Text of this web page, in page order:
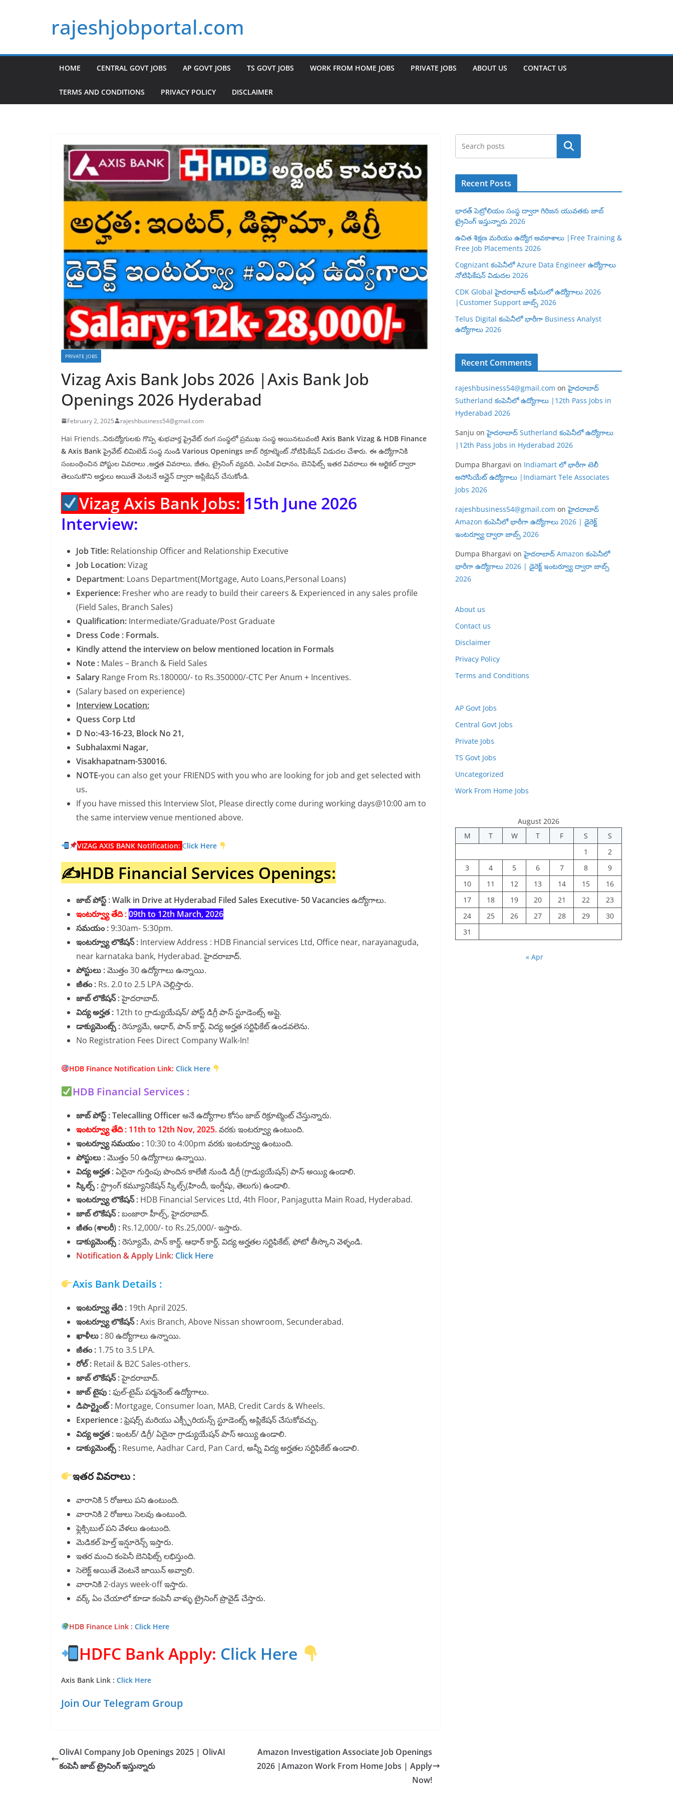
rajeshjobportal.com
HOME CENTRAL GOVT JOBS AP GOVT JOBS TS GOVT JOBS WORK FROM HOME JOBS PRIVATE JOBS ABOUT US CONTACT US
TERMS AND CONDITIONS PRIVACY POLICY DISCLAIMER
PRIVATE JOBS
Vizag Axis Bank Jobs 2026 |Axis Bank Job
Openings 2026 Hyderabad
February 2, 2025 rajeshbusiness54@gmail.com
Hai Friends..నిరుద్యోగులకు గొప్ప శుభవార్త ప్రైవేట్ రంగ సంస్థలో ప్రముఖ సంస్థ అయినటువంటి Axis Bank Vizag & HDB Finance
& Axis Bankప్రైవేట్ లిమిటెడ్ సంస్థ నుండి Various Openings జాబ్ రిక్రూట్మెంట్ నోటిఫికేషన్ విడుదల చేశారు. ఈ ఉద్యోగానికి
సంబంధించిన పోస్టుల వివరాలు ,అర్హత వివరాలు, జీతం, ట్రైనింగ్ వ్యవది, ఎంపిక విధానం, బెనిఫిట్స్ ఇతర వివరాలు ఈ ఆర్టికల్ ద్వారా
తెలుసుకొని అర్హులు అయితే వెంటనే ఆన్లైన్ ద్వారా అప్లికేషన్ చేసుకోండి.
Vizag Axis Bank Jobs: 15th June 2026
Interview:
Job Title: Relationship Officer and Relationship Executive
Job Location:Vizag
Department: Loans Department(Mortgage, Auto Loans,Personal Loans)
Experience: Fresher who are ready to build their careers & Experienced in any sales profile
(Field Sales, Branch Sales)
Qualification: Intermediate/Graduate/Post Graduate
Dress Code : Formals.
Kindly attend the interview on below mentioned location in Formals
Note : Males – Branch & Field Sales
Salary Range From Rs.180000/- to Rs.350000/-CTC Per Anum + Incentives.
(Salary based on experience)
Interview Location:
Quess Corp Ltd
D No:-43-16-23, Block No 21,
Subhalaxmi Nagar,
Visakhapatnam-530016.
NOTE-you can also get your FRIENDS with you who are looking for job and get selected with
us.
If you have missed this Interview Slot, Please directly come during working days@10:00 am to
the same interview venue mentioned above.
VIZAG AXIS BANK Notification: Click Here
✍️HDB Financial Services Openings:
జాబ్ పోస్ట్ :Walk in Drive at Hyderabad Filed Sales Executive- 50 Vacancies ఉద్యోగాలు.
ఇంటర్వ్యూ తేది :09th to 12th March, 2026
సమయం :9:30am- 5:30pm.
ఇంటర్వ్యూ లొకేషన్ : Interview Address : HDB Financial services Ltd, Office near, narayanaguda,
near karnataka bank, Hyderabad. హైదరాబాద్.
పోస్టులు :మొత్తం 30 ఉద్యోగాలు ఉన్నాయి.
జీతం : Rs. 2.0 to 2.5 LPA చెల్లిస్తారు.
జాబ్ లొకేషన్ :హైదరాబాద్.
విద్య అర్హత : 12th to గ్రాడ్యుయేషన్/ పోస్ట్ డిగ్రీ పాస్ స్టూడెంట్స్ అప్లై.
డాక్యుమెంట్స్ :రెస్యూమే, ఆధార్, పాన్ కార్డ్, విద్య అర్హత సర్టిఫికేట్ ఉండవలెను.
No Registration Fees Direct Company Walk-In!
HDB Finance Notification Link: Click Here
HDB Financial Services :
జాబ్ పోస్ట్ : Telecalling Officerఅనే ఉద్యోగాల కోసం జాబ్ రిక్రూట్మెంట్ చేస్తున్నారు.
ఇంటర్వ్యూ తేది : 11th to 12th Nov, 2025.వరకు ఇంటర్వ్యూ ఉంటుంది.
ఇంటర్వ్యూ సమయం : 10:30 to 4:00pm వరకు ఇంటర్వ్యూ ఉంటుంది.
పోస్టులు :మొత్తం 50 ఉద్యోగాలు ఉన్నాయి.
విద్య అర్హత :ఏదైనా గుర్తింపు పొందిన కాలేజీ నుండి డిగ్రీ (గ్రాడ్యుయేషన్) పాస్ అయ్యి ఉండాలి.
స్కిల్స్ :స్ట్రాంగ్ కమ్యూనికేషన్ స్కిల్స్(హిందీ, ఇంగ్షీషు, తెలుగు) ఉండాలి.
ఇంటర్వ్యూ లొకేషన్ : HDB Financial Services Ltd, 4th Floor, Panjagutta Main Road, Hyderabad.
జాబ్ లొకేషన్ :బంజారా హీల్స్, హైదరాబాద్.
జీతం (శాలరీ) : Rs.12,000/- to Rs.25,000/- ఇస్తారు.
డాక్యుమెంట్స్ :రెస్యూమే, పాన్ కార్డ్, ఆధార్ కార్డ్, విద్య అర్హతల సర్టిఫికేట్, ఫోటో తీస్కొని వెళ్ళండి.
Notification & Apply Link: Click Here
Axis Bank Details :
ఇంటర్వ్యూ తేది : 19th April 2025.
ఇంటర్వ్యూ లొకేషన్ :Axis Branch, Above Nissan showroom, Secunderabad.
ఖాళీలు :80 ఉద్యోగాలు ఉన్నాయి.
జీతం : 1.75 to 3.5 LPA.
రోల్ : Retail & B2C Sales-others.
జాబ్ లొకేషన్ :హైదరాబాద్.
జాబ్ టైపు :ఫుల్-టైమ్ పర్మనెంట్ ఉద్యోగాలు.
డిపార్ట్మెంట్ : Mortgage, Consumer loan, MAB, Credit Cards & Wheels.
Experience :ఫ్రెషర్స్ మరియు ఎక్స్పీరియన్స్ స్టూడెంట్స్ అప్లికేషన్ చేసుకోవచ్చు.
విద్య అర్హత :ఇంటర్/ డిగ్రీ/ ఏదైనా గ్రాడ్యుయేషన్ పాస్ అయ్యి ఉండాలి.
డాక్యుమెంట్స్ : Resume, Aadhar Card, Pan Card, అన్నీ విద్య అర్హతల సర్టిఫికేట్ ఉండాలి.
ఇతర వివరాలు :
వారానికి 5 రోజులు పని ఉంటుంది.
వారానికి 2 రోజులు సెలవు ఉంటుంది.
ఫ్లెక్సిబుల్ పని వేళలు ఉంటుంది.
మెడికల్ హెల్త్ ఇన్షూరెన్స్ ఇస్తారు.
ఇతర మంచి కంపెనీ బెనిఫిట్స్ లభిస్తుంది.
సెలెక్ట్ అయితే వెంటనే జాయిన్ అవ్వాలి.
వారానికి 2-days week-off ఇస్తారు.
వర్క్ ఏం చేయాలో కూడా కంపెనీ వాళ్ళు ట్రైనింగ్ ప్రొవైడ్ చేస్తారు.
HDB Finance Link : Click Here
HDFC Bank Apply: Click Here
Axis Bank Link : Click Here
Join Our Telegram Group
OlivAI Company Job Openings 2025 | OlivAI
కంపెనీ జాబ్ ట్రైనింగ్ ఇస్తున్నారు
Amazon Investigation Associate Job Openings
2026 |Amazon Work From Home Jobs | Apply
Now!
Search
Recent Posts
భారత్ పెట్రోలియం సంస్థ ద్వారా గిరిజన యువతకు జాబ్
ట్రైనింగ్ ఇస్తున్నారు 2026
ఉచిత శిక్షణ మరియు ఉద్యోగ అవకాశాలు |Free Training &
Free Job Placements 2026
Cognizant కంపెనీలో Azure Data Engineer ఉద్యోగాలు
నోటిఫికేషన్ విడుదల 2026
CDK Global హైదరాబాద్ ఆఫీసులో ఉద్యోగాలు 2026
|Customer Support జాబ్స్ 2026
Telus Digital కంపెనీలో భారీగా Business Analyst
ఉద్యోగాలు 2026
Recent Comments
rajeshbusiness54@gmail.com onహైదరాబాద్
Sutherland కంపెనీలో ఉద్యోగాలు |12th Pass Jobs in
Hyderabad 2026
Sanju onహైదరాబాద్ Sutherland కంపెనీలో ఉద్యోగాలు
|12th Pass Jobs in Hyderabad 2026
Dumpa Bhargavi on Indiamart లో భారీగా టెలీ
అసోసియేట్ ఉద్యోగాలు |Indiamart Tele Associates
Jobs 2026
rajeshbusiness54@gmail.com onహైదరాబాద్
Amazon కంపెనీలో భారీగా ఉద్యోగాలు 2026 | డైరెక్ట్
ఇంటర్వ్యూ ద్వారా జాబ్స్ 2026
Dumpa Bhargavi onహైదరాబాద్ Amazon కంపెనీలో
భారీగా ఉద్యోగాలు 2026 | డైరెక్ట్ ఇంటర్వ్యూ ద్వారా జాబ్స్
2026
About us
Contact us
Disclaimer
Privacy Policy
Terms and Conditions
AP Govt Jobs
Central Govt Jobs
Private Jobs
TS Govt Jobs
Uncategorized
Work From Home Jobs
August 2026
M
T W T F S
S
1
2
3
4 5 6 7 8
9
10
11 12 13 14 15
16
17
18 19 20 21 22
23
24
25 26 27 28 29
30
31
« Apr